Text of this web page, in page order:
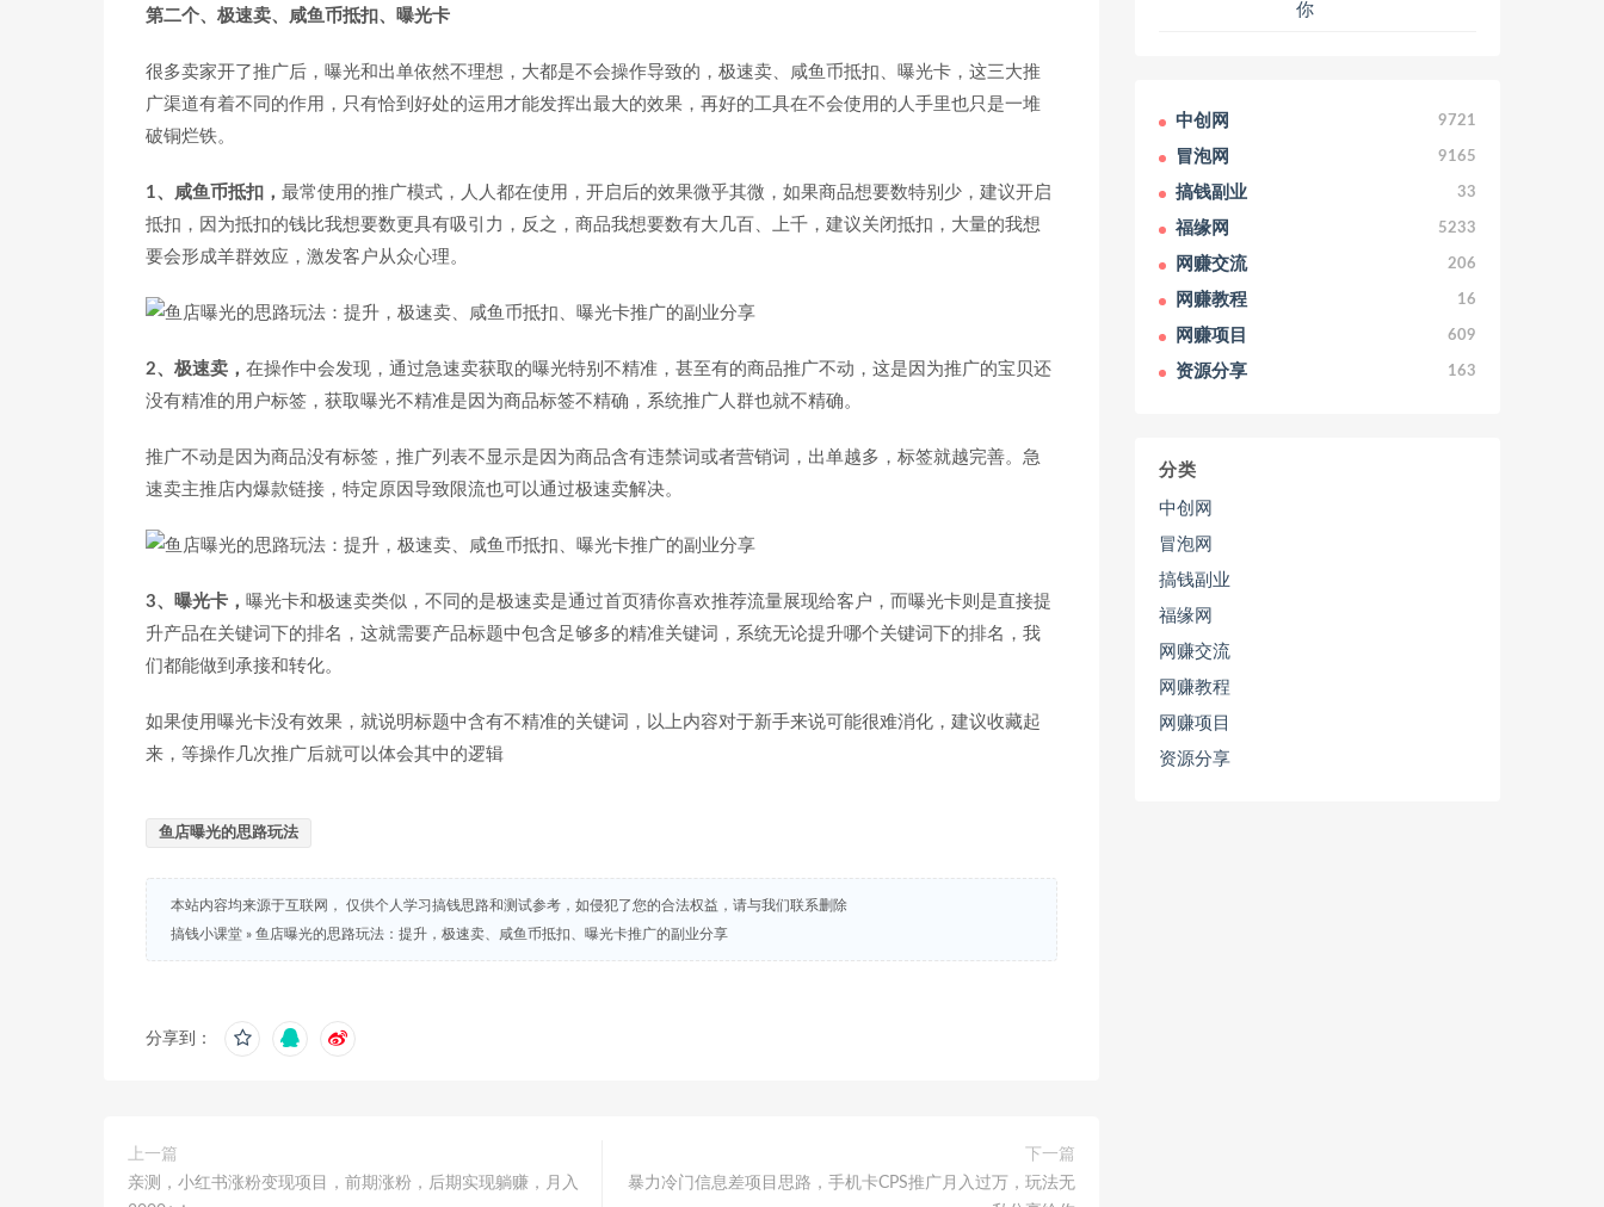
第二个、极速卖、咸鱼币抵扣、曝光卡
很多卖家开了推广后，曝光和出单依然不理想，大都是不会操作导致的，极速卖、咸鱼币抵扣、曝光卡，这三大推
广渠道有着不同的作用，只有恰到好处的运用才能发挥出最大的效果，再好的工具在不会使用的人手里也只是一堆
破铜烂铁。
1、咸鱼币抵扣， 最常使用的推广模式，人人都在使用，开启后的效果微乎其微，如果商品想要数特别少，建议开启
抵扣，因为抵扣的钱比我想要数更具有吸引力，反之，商品我想要数有大几百、上千，建议关闭抵扣，大量的我想
要会形成羊群效应，激发客户从众心理。
2、极速卖， 在操作中会发现，通过急速卖获取的曝光特别不精准，甚至有的商品推广不动，这是因为推广的宝贝还
没有精准的用户标签，获取曝光不精准是因为商品标签不精确，系统推广人群也就不精确。
推广不动是因为商品没有标签，推广列表不显示是因为商品含有违禁词或者营销词，出单越多，标签就越完善。急
速卖主推店内爆款链接，特定原因导致限流也可以通过极速卖解决。
3、曝光卡， 曝光卡和极速卖类似，不同的是极速卖是通过首页猜你喜欢推荐流量展现给客户，而曝光卡则是直接提
升产品在关键词下的排名，这就需要产品标题中包含足够多的精准关键词，系统无论提升哪个关键词下的排名，我
们都能做到承接和转化。
如果使用曝光卡没有效果，就说明标题中含有不精准的关键词，以上内容对于新手来说可能很难消化，建议收藏起
来，等操作几次推广后就可以体会其中的逻辑
鱼店曝光的思路玩法
本站内容均来源于互联网， 仅供个人学习搞钱思路和测试参考，如侵犯了您的合法权益，请与我们联系删除
搞钱小课堂 » 鱼店曝光的思路玩法：提升，极速卖、咸鱼币抵扣、曝光卡推广的副业分享
分享到：
上一篇
亲测，小红书涨粉变现项目，前期涨粉，后期实现躺赚，月入
下一篇
暴力冷门信息差项目思路，手机卡CPS推广月入过万，玩法无
你
中创网 9721
冒泡网 9165
搞钱副业 33
福缘网 5233
网赚交流 206
网赚教程 16
网赚项目 609
资源分享 163
分类
中创网
冒泡网
搞钱副业
福缘网
网赚交流
网赚教程
网赚项目
资源分享